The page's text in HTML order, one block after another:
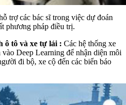
trợ các bác sĩ trong việc dự đoán
phương pháp điều trị.
ô tô và xe tự lái : Các hệ thống xe
Deep Learning để nhận diện môi
đi bộ, xe cộ đến các biển báo